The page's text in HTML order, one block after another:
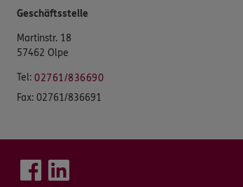
Geschäftsstelle
Martinstr. 18
57462 Olpe
Tel: 02761/836690
Fax: 02761/836691